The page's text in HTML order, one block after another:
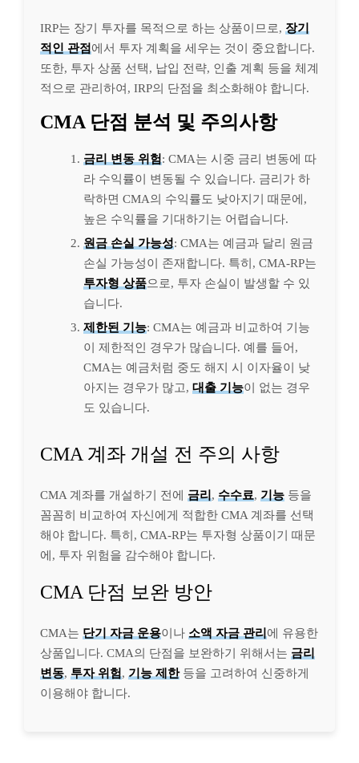
IRP는 장기 투자를 목적으로 하는 상품이므로, 장기
적인 관점 에서 투자 계획을 세우는 것이 중요합니다.
또한, 투자 상품 선택, 납입 전략, 인출 계획 등을 체계
적으로 관리하여, IRP의 단점을 최소화해야 합니다.
CMA 단점 분석 및 주의사항
금리 변동 위험: CMA는 시중 금리 변동에 따
라 수익률이 변동될 수 있습니다. 금리가 하
락하면 CMA의 수익률도 낮아지기 때문에,
높은 수익률을 기대하기는 어렵습니다.
원금 손실 가능성: CMA는 예금과 달리 원금
손실 가능성이 존재합니다. 특히, CMA-RP는
투자형 상품으로, 투자 손실이 발생할 수 있
습니다.
제한된 기능: CMA는 예금과 비교하여 기능
이 제한적인 경우가 많습니다. 예를 들어,
CMA는 예금처럼 중도 해지 시 이자율이 낮
아지는 경우가 많고, 대출 기능이 없는 경우
도 있습니다.
CMA 계좌 개설 전 주의 사항
CMA 계좌를 개설하기 전에 금리 , 수수료, 기능 등을
꼼꼼히 비교하여 자신에게 적합한 CMA 계좌를 선택
해야 합니다. 특히, CMA-RP는 투자형 상품이기 때문
에, 투자 위험을 감수해야 합니다.
CMA 단점 보완 방안
CMA는 단기 자금 운용이나 소액 자금 관리 에 유용한
상품입니다. CMA의 단점을 보완하기 위해서는 금리
변동, 투자 위험, 기능 제한등을 고려하여 신중하게
이용해야 합니다.